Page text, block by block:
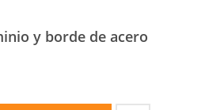
y borde de acero